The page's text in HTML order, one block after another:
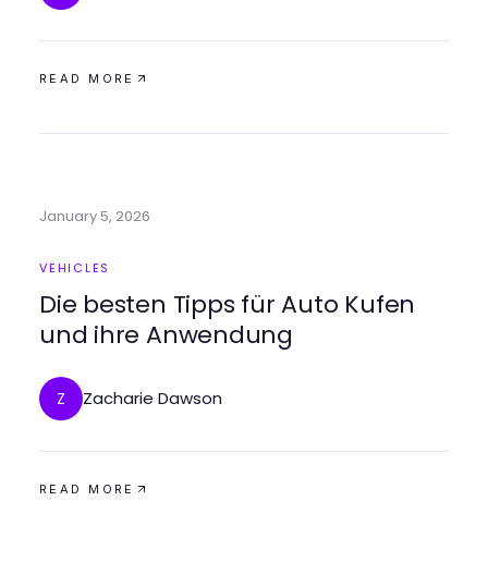
READ MORE
January 5, 2026
VEHICLES
Die besten Tipps für Auto Kufen
und ihre Anwendung
Z Zacharie Dawson
READ MORE